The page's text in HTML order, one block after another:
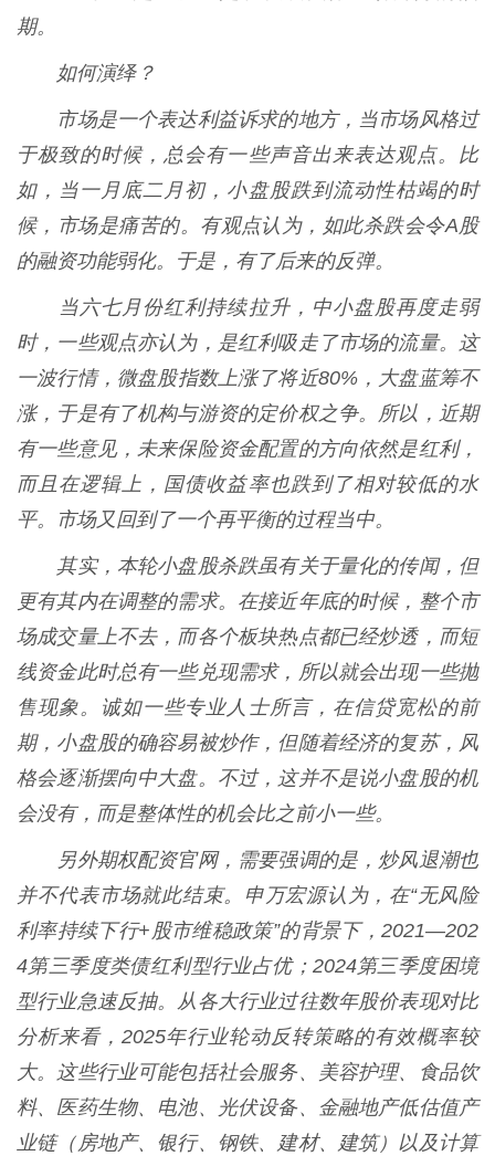
期。
如何演绎？
市场是一个表达利益诉求的地方，当市场风格过
于极致的时候，总会有一些声音出来表达观点。比
如，当一月底二月初，小盘股跌到流动性枯竭的时
候，市场是痛苦的。有观点认为，如此杀跌会令A股
的融资功能弱化。于是，有了后来的反弹。
当六七月份红利持续拉升，中小盘股再度走弱
时，一些观点亦认为，是红利吸走了市场的流量。这
一波行情，微盘股指数上涨了将近80%，大盘蓝筹不
涨，于是有了机构与游资的定价权之争。所以，近期
有一些意见，未来保险资金配置的方向依然是红利，
而且在逻辑上，国债收益率也跌到了相对较低的水
平。市场又回到了一个再平衡的过程当中。
其实，本轮小盘股杀跌虽有关于量化的传闻，但
更有其内在调整的需求。在接近年底的时候，整个市
场成交量上不去，而各个板块热点都已经炒透，而短
线资金此时总有一些兑现需求，所以就会出现一些抛
售现象。诚如一些专业人士所言，在信贷宽松的前
期，小盘股的确容易被炒作，但随着经济的复苏，风
格会逐渐摆向中大盘。不过，这并不是说小盘股的机
会没有，而是整体性的机会比之前小一些。
另外期权配资官网，需要强调的是，炒风退潮也
并不代表市场就此结束。申万宏源认为，在“无风险
利率持续下行+股市维稳政策”的背景下，2021—202
4第三季度类债红利型行业占优；2024第三季度困境
型行业急速反抽。从各大行业过往数年股价表现对比
分析来看，2025年行业轮动反转策略的有效概率较
大。这些行业可能包括社会服务、美容护理、食品饮
料、医药生物、电池、光伏设备、金融地产低估值产
业链（房地产、银行、钢铁、建材、建筑）以及计算